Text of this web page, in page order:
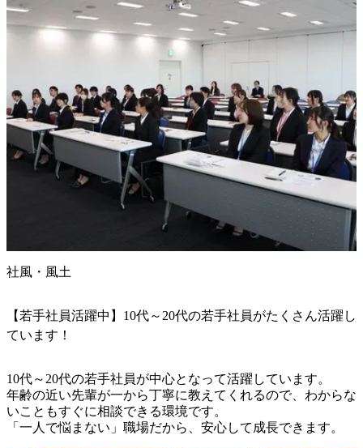
社風・風土
【若手社員活躍中】10代～20代の若手社員がたくさん活躍し
ています！
10代～20代の若手社員が中心となって活躍しています。
年齢の近い先輩が一から丁寧に教えてくれるので、わからな
いこともすぐに相談できる環境です。
「一人で悩まない」職場だから、安心して成長できます。